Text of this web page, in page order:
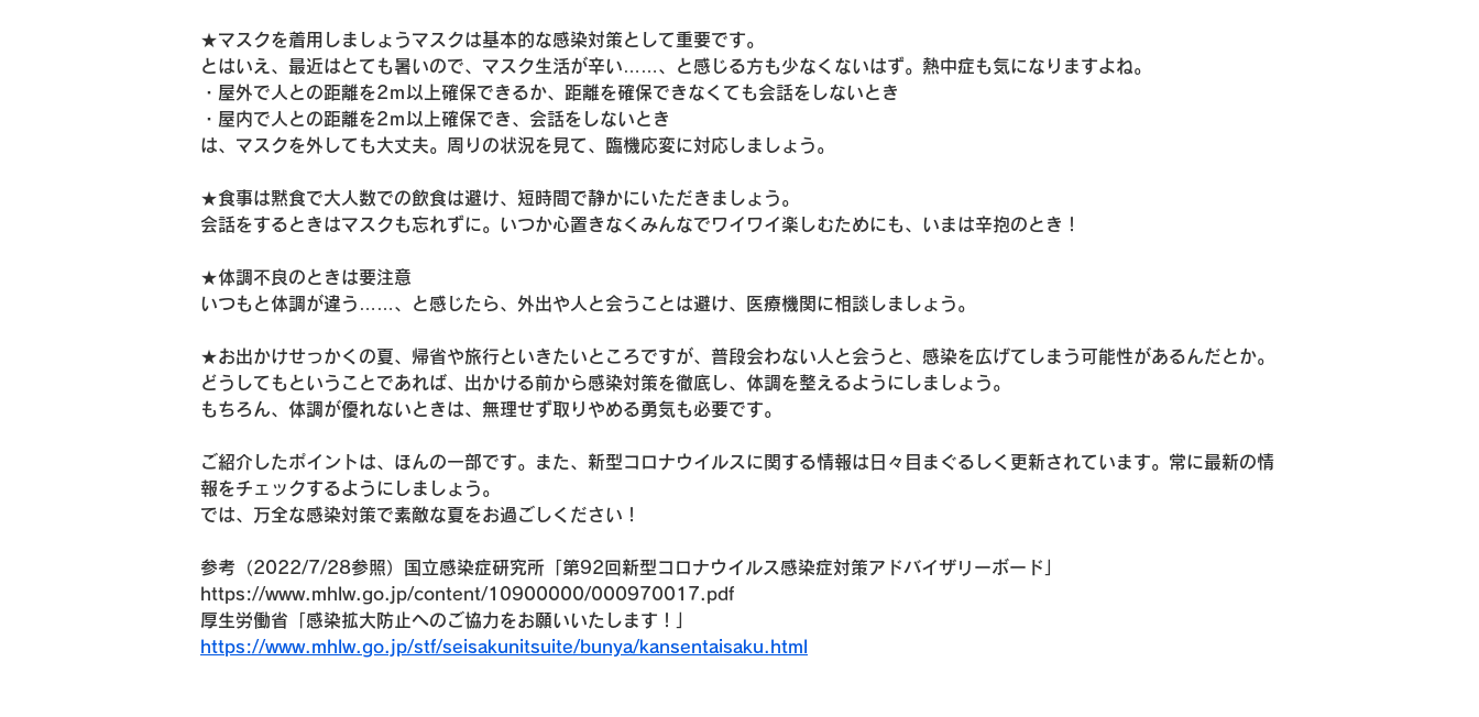
★マスクを着用しましょうマスクは基本的な感染対策として重要です。
とはいえ、最近はとても暑いので、マスク生活が辛い……、と感じる方も少なくないはず。熱中症も気になりますよね。
・屋外で人との距離を2ｍ以上確保できるか、距離を確保できなくても会話をしないとき
・屋内で人との距離を2ｍ以上確保でき、会話をしないとき
は、マスクを外しても大丈夫。周りの状況を見て、臨機応変に対応しましょう。
★食事は黙食で大人数での飲食は避け、短時間で静かにいただきましょう。
会話をするときはマスクも忘れずに。いつか心置きなくみんなでワイワイ楽しむためにも、いまは辛抱のとき！
★体調不良のときは要注意
いつもと体調が違う……、と感じたら、外出や人と会うことは避け、医療機関に相談しましょう。
★お出かけせっかくの夏、帰省や旅行といきたいところですが、普段会わない人と会うと、感染を広げてしまう可能性があるんだとか。
どうしてもということであれば、出かける前から感染対策を徹底し、体調を整えるようにしましょう。
もちろん、体調が優れないときは、無理せず取りやめる勇気も必要です。
ご紹介したポイントは、ほんの一部です。また、新型コロナウイルスに関する情報は日々目まぐるしく更新されています。常に最新の情
報をチェックするようにしましょう。
では、万全な感染対策で素敵な夏をお過ごしください！
参考（2022/7/28参照）国立感染症研究所「第92回新型コロナウイルス感染症対策アドバイザリーボード」
https://www.mhlw.go.jp/content/10900000/000970017.pdf
厚生労働省「感染拡大防止へのご協力をお願いいたします！」
https://www.mhlw.go.jp/stf/seisakunitsuite/bunya/kansentaisaku.html